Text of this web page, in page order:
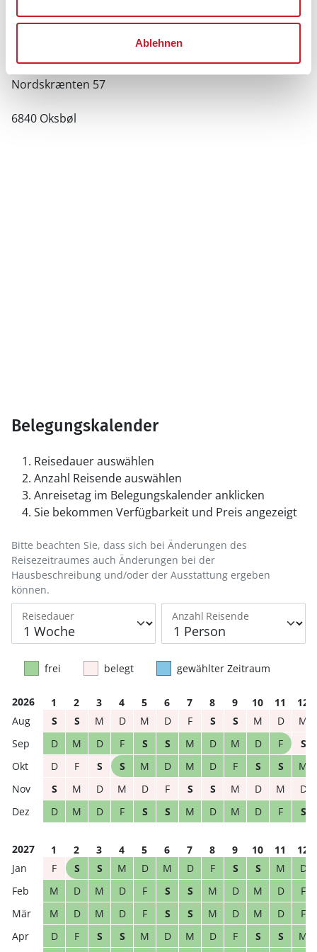
Ablehnen
Lageplan
Ferienhaus 4166
Nordskrænten 57
6840 Oksbøl
Belegungskalender
Reisedauer auswählen
Anzahl Reisende auswählen
Anreisetag im Belegungskalender anklicken
Sie bekommen Verfügbarkeit und Preis angezeigt
Reisedauer Anzahl Reisende
Bitte beachten Sie, dass sich bei Änderungen des
Reisezeitraumes auch Änderungen bei der
Hausbeschreibung und/oder der Ausstattung ergeben
können.
frei belegt gewählter Zeitraum
2026 1 2 3 4 5 6 7 8 9 10 11
12
S
S M D M D F S S M D
M
D
M D F S S M D M D F
S
D
F S S M D M D F S S
M
S
M D M D F S S M D M
D
D
M D F S S M D M D F S
2027 1 2 3 4 5 6 7 8 9 10 11
12
F
S S M D M D F S S M
D
M
D M D F S S M D M D
F
M
D M D F S S M D M D
F
D
F S S M D M D F S S M